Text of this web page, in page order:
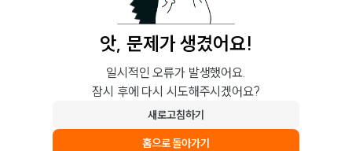
앗, 문제가 생겼어요!
일시적인 오류가 발생했어요.
잠시 후에 다시 시도해주시겠어요?
새로고침하기
홈으로 돌아가기